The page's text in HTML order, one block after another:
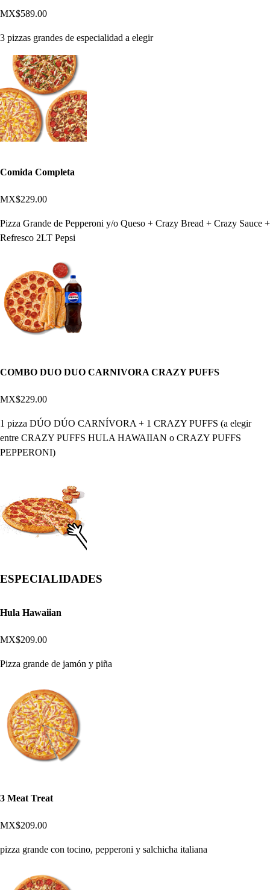
MX$589.00
3 pizzas grandes de especialidad a elegir
Comida Completa
MX$229.00
Pizza Grande de Pepperoni y/o Queso + Crazy Bread + Crazy Sauce +
Refresco 2LT Pepsi
COMBO DUO DUO CARNIVORA CRAZY PUFFS
MX$229.00
1 pizza DÚO DÚO CARNÍVORA + 1 CRAZY PUFFS (a elegir
entre CRAZY PUFFS HULA HAWAIIAN o CRAZY PUFFS
PEPPERONI)
ESPECIALIDADES
Hula Hawaiian
MX$209.00
Pizza grande de jamón y piña
3 Meat Treat
MX$209.00
pizza grande con tocino, pepperoni y salchicha italiana